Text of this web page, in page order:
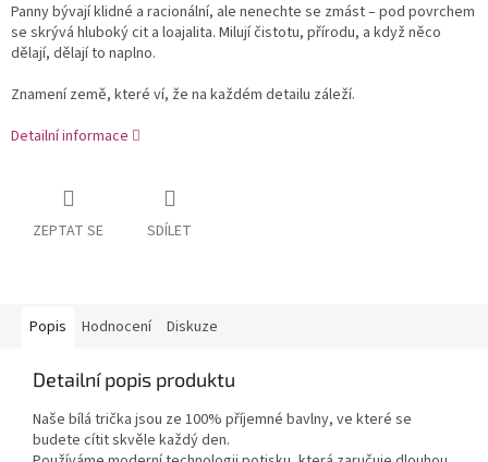
Panny bývají klidné a racionální, ale nenechte se zmást – pod povrchem
se skrývá hluboký cit a loajalita. Milují čistotu, přírodu, a když něco
dělají, dělají to naplno.
Znamení země, které ví, že na každém detailu záleží.
Detailní informace
ZEPTAT SE SDÍLET
Popis Hodnocení Diskuze
Detailní popis produktu
Naše bílá trička jsou ze 100% příjemné bavlny, ve které se
budete cítit skvěle každý den.